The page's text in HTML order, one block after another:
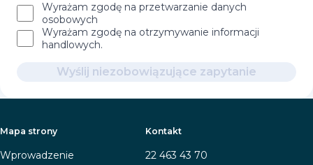
Wyrażam zgodę na przetwarzanie danych
osobowych
Wyrażam zgodę na otrzymywanie informacji
handlowych.
Wyślij niezobowiązujące zapytanie
Mapa strony
Wprowadzenie
Kontakt
22 463 43 70